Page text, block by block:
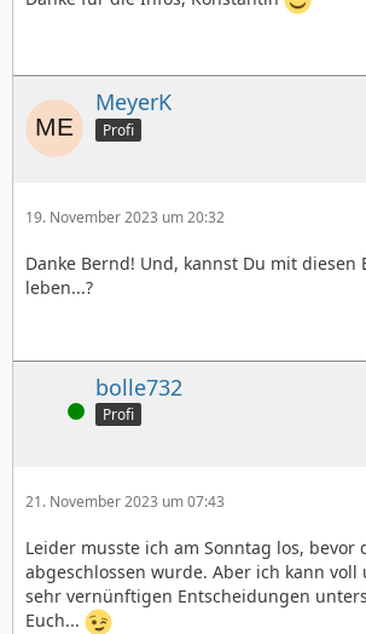
MeyerK
Profi
19. November 2023 um 20:32
Danke Bernd! Und, kannst Du mit diesen
leben...?
Online
bolle732
Profi
21. November 2023 um 07:43
Leider musste ich am Sonntag los, bevor
abgeschlossen wurde. Aber ich kann voll
sehr vernünftigen Entscheidungen
Euch...